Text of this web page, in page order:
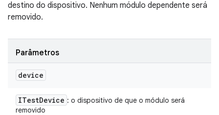
destino do dispositivo. Nenhum módulo dependente será
removido.
Parâmetros
device
ITestDevice : o dispositivo de que o módulo será
removido